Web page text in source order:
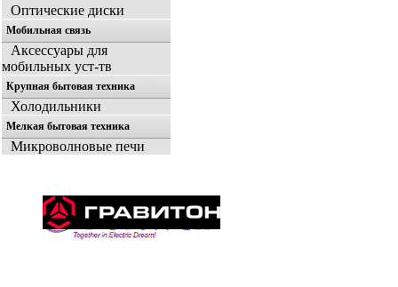
Оптические диски
Мобильная связь
Аксессуары для
мобильных уст-тв
Крупная бытовая техника
Холодильники
Мелкая бытовая техника
Микроволновые печи